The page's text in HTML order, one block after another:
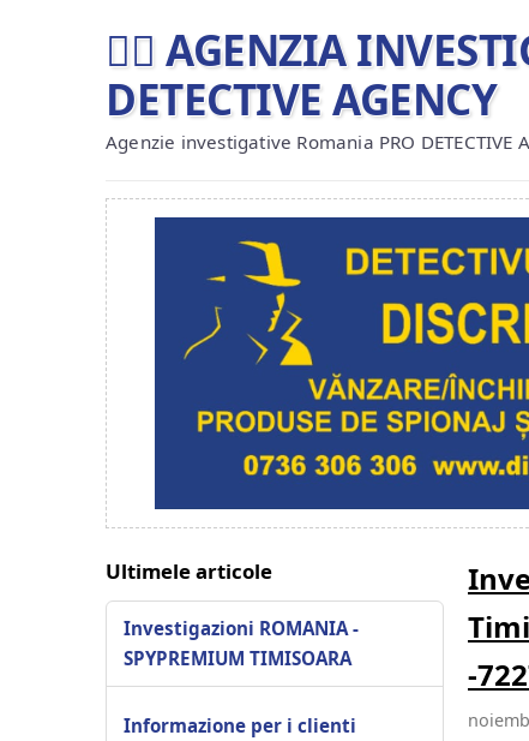
🕵️‍♂ AGENZIA
DETECTIVE AGENCY
Agenzie investigative Romania PRO DETECTIVE
Ultimele articole
Investigazioni ROMANIA -
SPYPREMIUM TIMISOARA
Informazione per i clienti
-